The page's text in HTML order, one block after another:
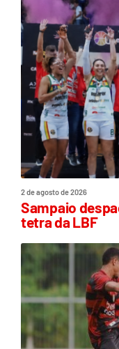
2 de agosto de 2026
Sampaio
tetra da LBF